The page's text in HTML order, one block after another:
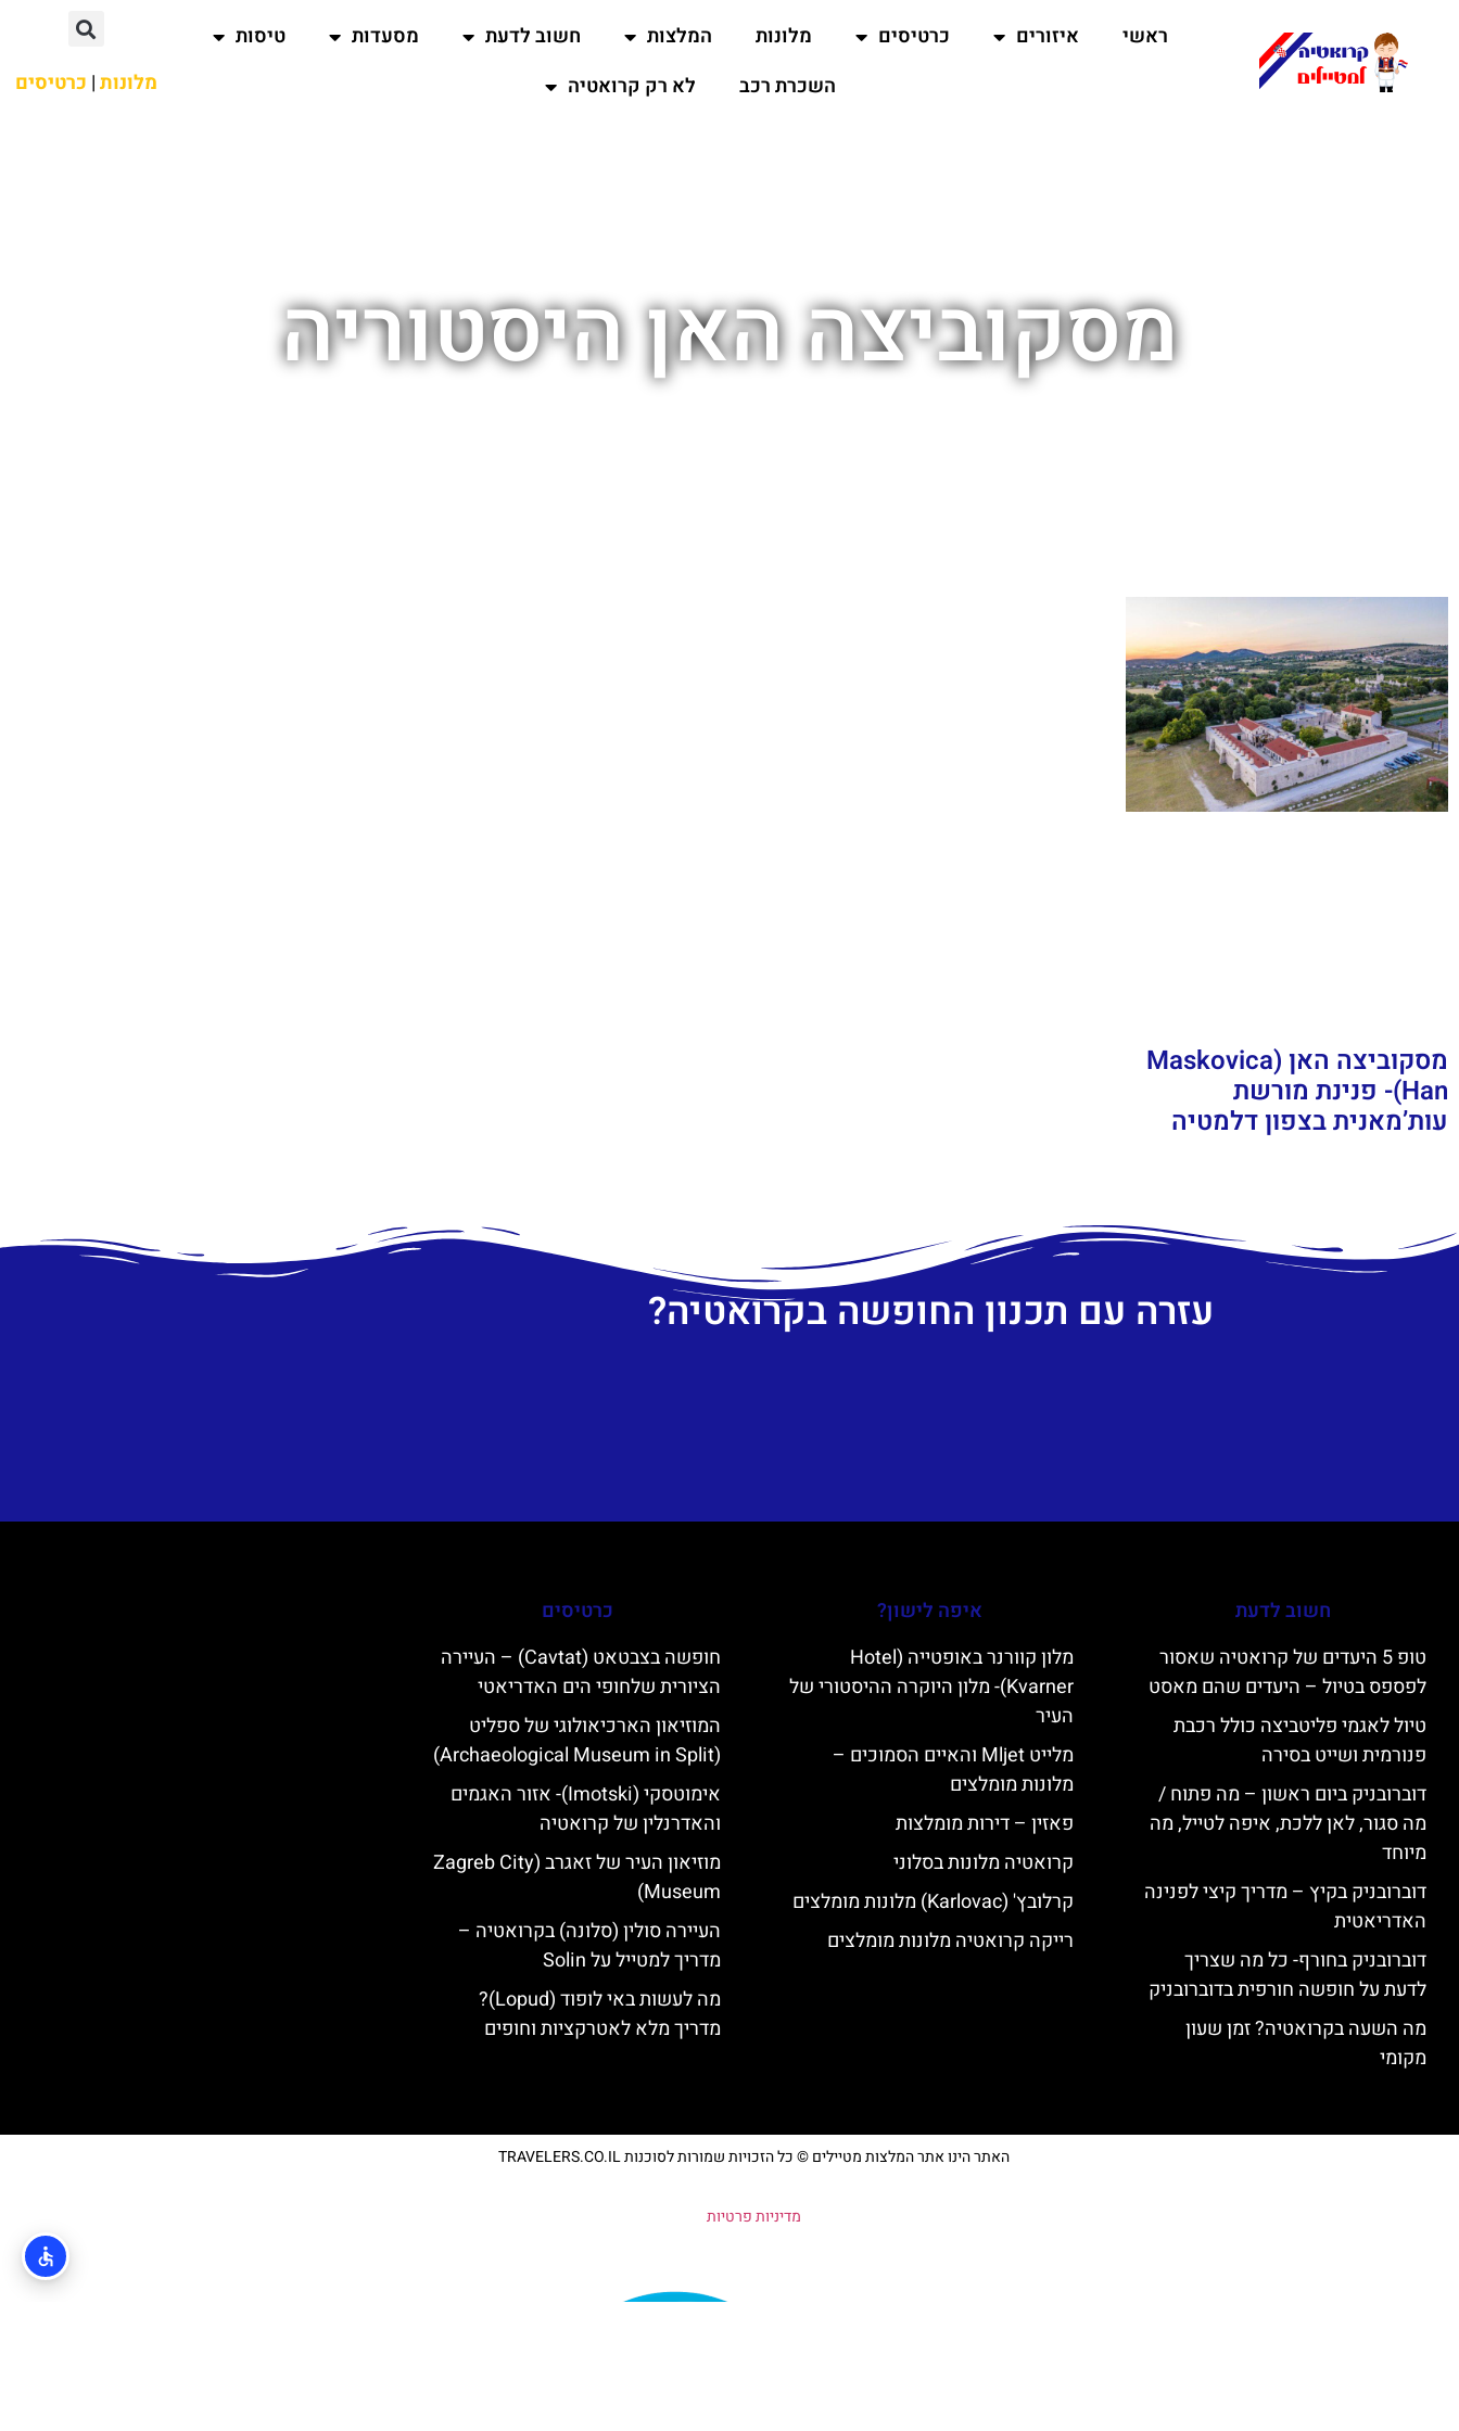
ראשי איזורים כרטיסים מלונות המלצות חשוב לדעת מסעדות
טיסות
השכרת רכב
לא רק קרואטיה מלונות| כרטיסים
מסקוביצה האן היסטוריה
מסקוביצה האן (Maskovica
Han)- פנינת מורשת
עות’מאנית בצפון דלמטיה
עזרה עם תכנון החופשה בקרואטיה?
חשוב לדעת
טופ 5 היעדים של קרואטיה שאסור
לפספס בטיול – היעדים שהם מאסט
טיול לאגמי פליטביצה כולל רכבת
פנורמית ושייט בסירה
דוברובניק ביום ראשון – מה פתוח /
מה סגור, לאן ללכת, איפה לטייל, מה
מיוחד
דוברובניק בקיץ – מדריך קיצי לפנינה
האדריאטית
דוברובניק בחורף- כל מה שצריך
לדעת על חופשה חורפית בדוברובניק
מה השעה בקרואטיה? זמן שעון
מקומי
איפה לישון?
מלון קוורנר באופטייה (Hotel
Kvarner)- מלון היוקרה ההיסטורי של
העיר
מלייט Mljet והאיים הסמוכים –
מלונות מומלצים
פאזין – דירות מומלצות
קרואטיה מלונות בסלוני
קרלובץ' (Karlovac) מלונות מומלצים
רייקה קרואטיה מלונות מומלצים
כרטיסים
חופשה בצבטאט (Cavtat) – העיירה
הציורית שלחופי הים האדריאטי
המוזיאון הארכיאולוגי של ספליט
(Archaeological Museum in Split)
אימוטסקי (Imotski)- אזור האגמים
והאדרנלין של קרואטיה
מוזיאון העיר של זאגרב (Zagreb City
Museum)
העיירה סולין (סלונה) בקרואטיה –
מדריך למטייל על Solin
מה לעשות באי לופוד (Lopud)?
מדריך מלא לאטרקציות וחופים
האתר הינו אתר המלצות מטיילים © כל הזכויות שמורות לסוכנות TRAVELERS.CO.IL
מדיניות פרטיות